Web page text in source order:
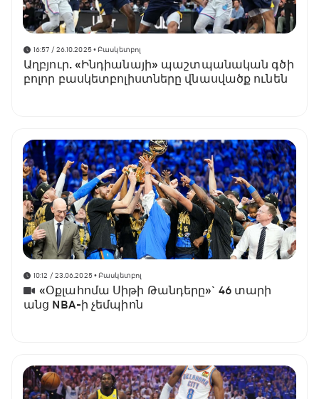
16:57 / 26.10.2025• Բասկետբոլ
Աղբյուր. «Ինդիանայի» պաշտպանական գծի
բոլոր բասկետբոլիստները վնասվածք ունեն
10:12 / 23.06.2025• Բասկետբոլ
«Օքլահոմա Սիթի Թանդերը»` 46 տարի
անց NBA-ի չեմպիոն